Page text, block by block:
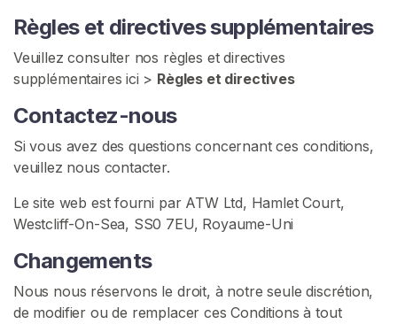
Règles et directives supplémentaires
Veuillez consulter nos règles et directives
supplémentaires ici > Règles et directives
Contactez-nous
Si vous avez des questions concernant ces conditions,
veuillez nous contacter.
Le site web est fourni par ATW Ltd, Hamlet Court,
Westcliff-On-Sea, SS0 7EU, Royaume-Uni
Changements
Nous nous réservons le droit, à notre seule discrétion,
de modifier ou de remplacer ces Conditions à tout